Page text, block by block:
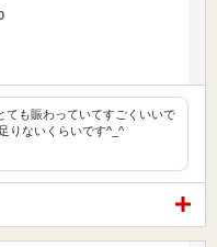
ても賑わっていてすごくいいで
りないくらいです^_^